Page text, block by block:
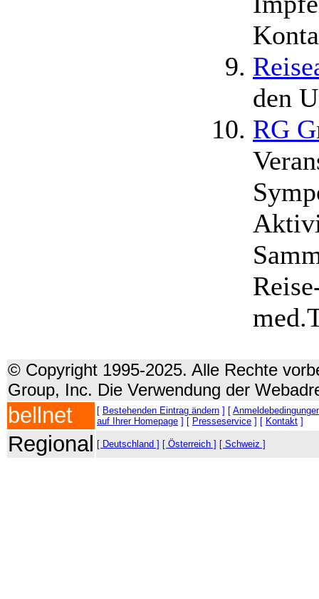
den
RG
© Copyright 1995-2025. Alle Rechte
Group, Inc. Die Verwendung der
bellnet [ Bestehenden Eintrag ändern ] [
auf Ihrer Homepage ] [ Presseservice ] [ Kontakt ]
Regional [ Deutschland ] [ Österreich ] [ Schweiz ]